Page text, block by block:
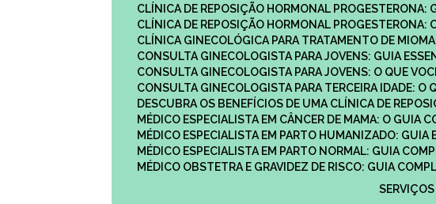
CLÍNICA DE REPOSIÇÃO HORMONAL PROGESTERONA:
CLÍNICA DE REPOSIÇÃO HORMONAL PROGESTERONA:
CLÍNICA GINECOLÓGICA PARA TRATAMENTO DE
CONSULTA GINECOLOGISTA PARA JOVENS: GUIA
CONSULTA GINECOLOGISTA PARA JOVENS: O QUE
CONSULTA GINECOLOGISTA PARA TERCEIRA IDADE: O
DESCUBRA OS BENEFÍCIOS DE UMA CLÍNICA DE
MÉDICO ESPECIALISTA EM CÂNCER DE MAMA: O GUIA
MÉDICO ESPECIALISTA EM PARTO HUMANIZADO:
MÉDICO ESPECIALISTA EM PARTO NORMAL: GUIA
MÉDICO OBSTETRA E GRAVIDEZ DE RISCO: GUIA
SERVIÇOS